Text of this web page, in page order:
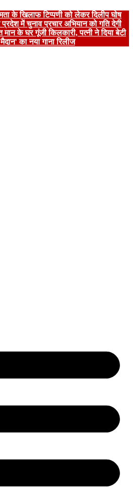
के खिलाफ टिप्पणी को लेकर दिलीप घोष
प्रदेश में चुनाव प्रचार अभियान को गति देगी
के घर गूंजी किलकारी, पत्नी ने दिया बेटी
का नया गाना रिलीज